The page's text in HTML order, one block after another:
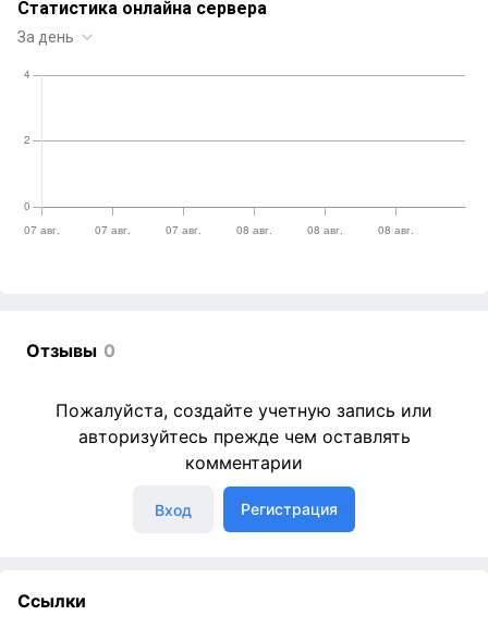
Отзывы 0
Пожалуйста, создайте учетную запись или
авторизуйтесь прежде чем оставлять
комментарии
Вход Регистрация
Ссылки